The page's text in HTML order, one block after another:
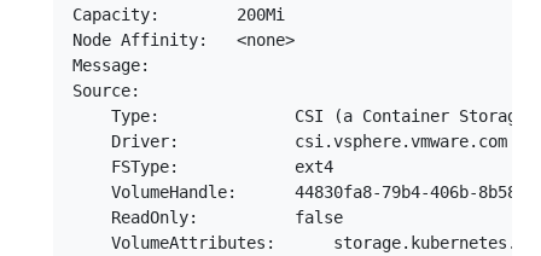
Capacity:        200Mi
Node Affinity:   <none>
Message:
Source:
Type:              CSI (a Container Storage
    Driver:            csi.vsphere.vmware.com
    FSType:            ext4
VolumeHandle:      44830fa8-79b4-406b-8b58-
    ReadOnly:          false
VolumeAttributes: